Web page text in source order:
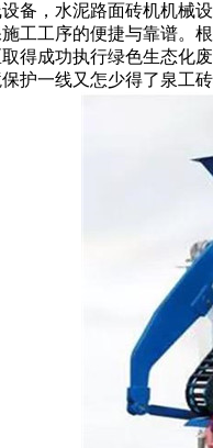
备，水泥路面砖机机械
工工序的便捷与靠谱。
得成功执行绿色生态化
护一线又怎少得了泉工砖